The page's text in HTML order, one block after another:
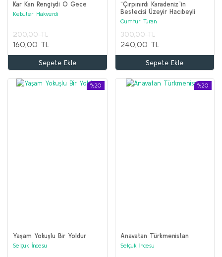
Kar Kan Rengiydi O Gece
Kebuter Hakverdi
200,00 TL
160,00 TL
Sepete Ekle
“Çırpınırdı Karadeniz”in
Bestecisi Üzeyir Hacıbeyli
Cumhur Turan
300,00 TL
240,00 TL
Sepete Ekle
%20
Yaşam Yokuşlu Bir Yoldur
Selçuk İncesu
%20
Anavatan Türkmenistan
Selçuk İncesu